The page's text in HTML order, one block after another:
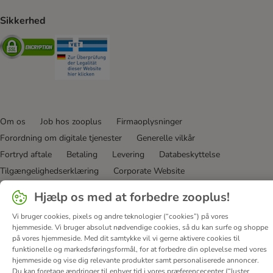
Sikkerhed
Security
Om os Job hos zooplus
Firmaoplysninger
Forordning om digitale tjenester
Generelle vilkår
Fortryd aftale
Betaling Levering
Databeskyttelse
Tilgængelighedserklæring
Corporate Website
© zooplus SE2026
Hjælp os med at forbedre zooplus!
Vi bruger cookies, pixels og andre teknologier (“cookies”) på vores
hjemmeside. Vi bruger absolut nødvendige cookies, så du kan surfe og shoppe
på vores hjemmeside. Med dit samtykke vil vi gerne aktivere cookies til
funktionelle og markedsføringsformål, for at forbedre din oplevelse med vores
hjemmeside og vise dig relevante produkter samt personaliserede annoncer.